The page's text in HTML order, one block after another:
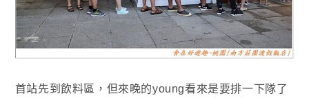
首站先到飲料區，但來晚的young看來是要排一下隊了